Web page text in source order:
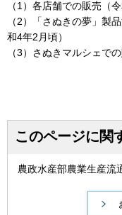
（1）各店舗での販売（
（2）「さぬきの夢」製
和4年2月頃）
（3）さぬきマルシェで
このページに関
農政水産部農業生産流